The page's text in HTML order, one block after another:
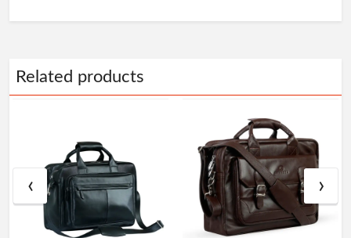
Related products
‹ ›